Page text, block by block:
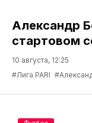
Александр
стартовом
10 августа, 12:25
#Лига PARI